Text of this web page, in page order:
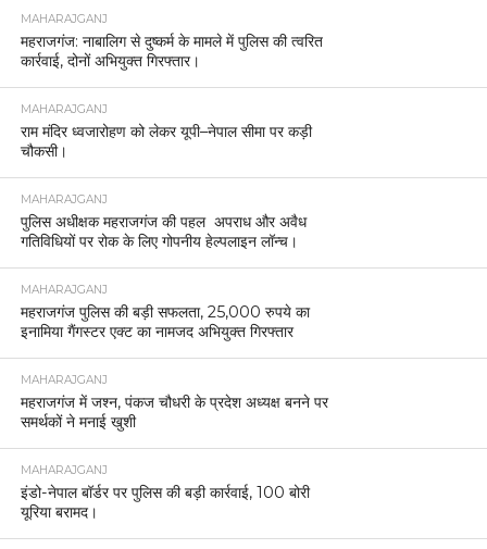
MAHARAJGANJ
महराजगंज: नाबालिग से दुष्कर्म के मामले में पुलिस की त्वरित
कार्रवाई, दोनों अभियुक्त गिरफ्तार।
MAHARAJGANJ
राम मंदिर ध्वजारोहण को लेकर यूपी–नेपाल सीमा पर कड़ी
चौकसी।
MAHARAJGANJ
पुलिस अधीक्षक महराजगंज की पहल अपराध और अवैध
गतिविधियों पर रोक के लिए गोपनीय हेल्पलाइन लॉन्च।
MAHARAJGANJ
महराजगंज पुलिस की बड़ी सफलता, 25,000 रुपये का
इनामिया गैंगस्टर एक्ट का नामजद अभियुक्त गिरफ्तार
MAHARAJGANJ
महराजगंज में जश्न, पंकज चौधरी के प्रदेश अध्यक्ष बनने पर
समर्थकों ने मनाई खुशी
MAHARAJGANJ
इंडो-नेपाल बॉर्डर पर पुलिस की बड़ी कार्रवाई, 100 बोरी
यूरिया बरामद।